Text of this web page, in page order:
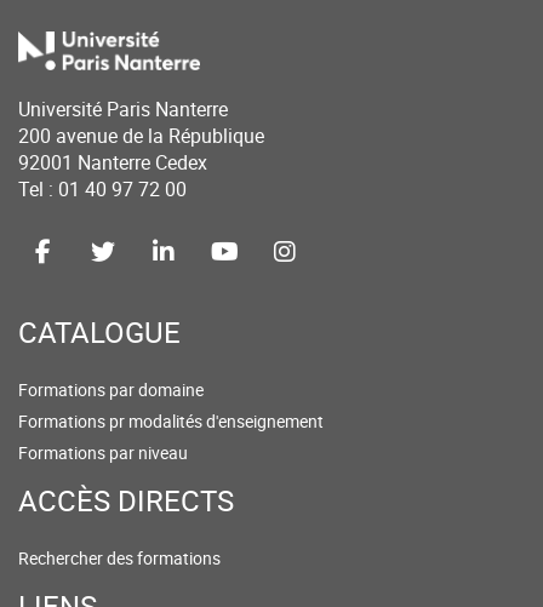
Université Paris Nanterre
200 avenue de la République
92001 Nanterre Cedex
Tel : 01 40 97 72 00
CATALOGUE
Formations par domaine
Formations pr modalités d'enseignement
Formations par niveau
ACCÈS DIRECTS
Rechercher des formations